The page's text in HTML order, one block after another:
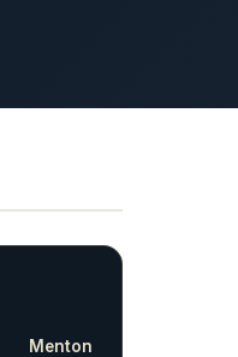
Menton